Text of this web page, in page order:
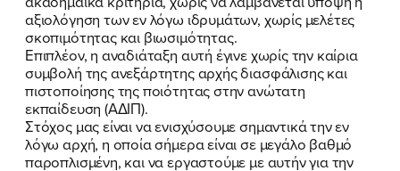
αξιολόγηση των εν λόγω ιδρυμάτων, χωρίς μελέτες
σκοπιμότητας και βιωσιμότητας.
Επιπλέον, η αναδιάταξη αυτή έγινε χωρίς την καίρια
συμβολή της ανεξάρτητης αρχής διασφάλισης και
πιστοποίησης της ποιότητας στην ανώτατη
εκπαίδευση (ΑΔΙΠ).
Στόχος μας είναι να ενισχύσουμε σημαντικά την εν
λόγω αρχή, η οποία σήμερα είναι σε μεγάλο βαθμό
παροπλισμένη, και να εργαστούμε με αυτήν για την